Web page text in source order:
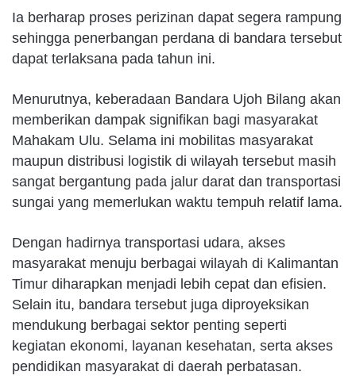
Ia berharap proses perizinan dapat segera rampung
sehingga penerbangan perdana di bandara tersebut
dapat terlaksana pada tahun ini.
Menurutnya, keberadaan Bandara Ujoh Bilang akan
memberikan dampak signifikan bagi masyarakat
Mahakam Ulu. Selama ini mobilitas masyarakat
maupun distribusi logistik di wilayah tersebut masih
sangat bergantung pada jalur darat dan transportasi
sungai yang memerlukan waktu tempuh relatif lama.
Dengan hadirnya transportasi udara, akses
masyarakat menuju berbagai wilayah di Kalimantan
Timur diharapkan menjadi lebih cepat dan efisien.
Selain itu, bandara tersebut juga diproyeksikan
mendukung berbagai sektor penting seperti
kegiatan ekonomi, layanan kesehatan, serta akses
pendidikan masyarakat di daerah perbatasan.